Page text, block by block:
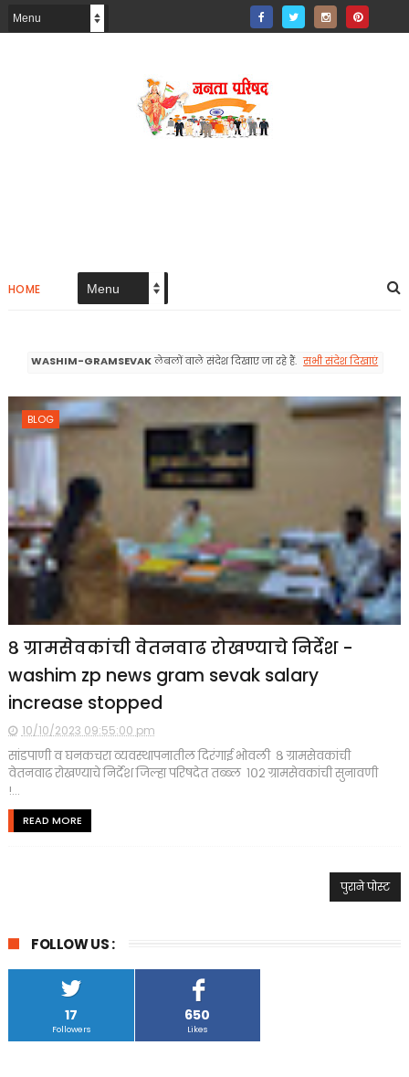
HOME
WASHIM-GRAMSEVAKलेबलों वाले संदेश दिखाए जा रहे हैं. सभी संदेश दिखाएं
BLOG
८ ग्रामसेवकांची वेतनवाढ रोखण्याचे निर्देश -
washim zp news gram sevak salary
increase stopped
10/10/2023 09:55:00 pm
सांडपाणी व घनकचरा व्यवस्थापनातील दिरंगाई भोवली ८ ग्रामसेवकांची
वेतनवाढ रोखण्याचे निर्देश जिल्हा परिषदेत तब्ब्ल १०२ ग्रामसेवकांची सुनावणी
!...
READ MORE
पुराने पोस्ट
FOLLOW US :
17
Followers
650
Likes